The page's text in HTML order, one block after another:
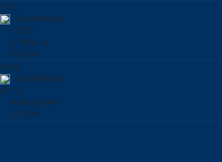
11:00
ΗΛΙΟΦΑΝΕΙΑ
30 °C
2 Μπφ. Α
0.0 mm
14:00
ΗΛΙΟΦΑΝΕΙΑ
32 °C
4 Μπφ. ΑΝΑ
0.0 mm